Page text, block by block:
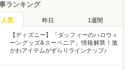
ランキング
気 昨日 1週間
【ディズニー】「ダッフィーのハロウィ
ーングッズ&スーベニア」情報解禁！激
かわアイテムがずらりラインナップ♪